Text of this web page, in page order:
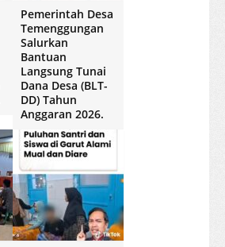
Pemerintah Desa
Temenggungan
Salurkan
Bantuan
Langsung Tunai
Dana Desa (BLT-
DD) Tahun
Anggaran 2026.